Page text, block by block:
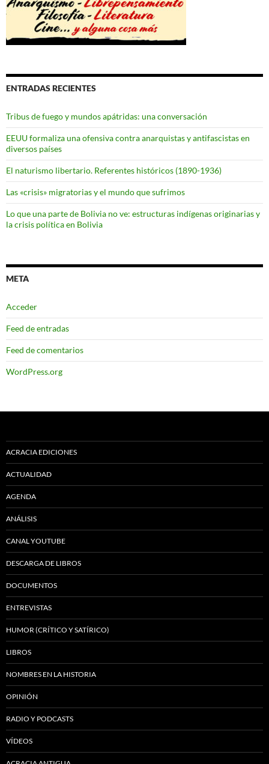
ENTRADAS RECIENTES
Tribus de fuego y mundos apátridas: una conversación
EEUU formaliza una ofensiva contra anarquistas y antifascistas en
diversos países
El naturismo libertario. Referentes históricos (1890-1936)
Las «crisis» migratorias y el mundo que sufrimos
Lo que una parte de Bolivia no ve: estructuras indígenas originarias y
la crisis política en Bolivia
META
Acceder
Feed de entradas
Feed de comentarios
WordPress.org
ACRACIA EDICIONES
ACTUALIDAD
AGENDA
ANÁLISIS
CANAL YOUTUBE
DESCARGA DE LIBROS
DOCUMENTOS
ENTREVISTAS
HUMOR (CRÍTICO Y SATÍRICO)
LIBROS
NOMBRES EN LA HISTORIA
OPINIÓN
RADIO Y PODCASTS
VÍDEOS